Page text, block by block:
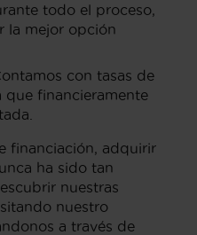
todo el proceso,
la mejor opción
con tasas de
que financieramente
financiación, adquirir
ha sido tan
nuestras
nuestro
a través de